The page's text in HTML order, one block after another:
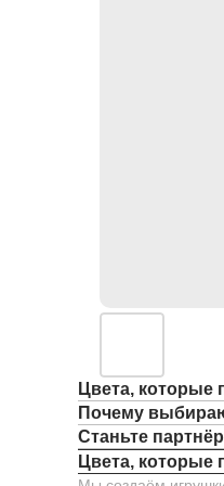
Цвета, которые
Почему
Станьте
Цвета, которые